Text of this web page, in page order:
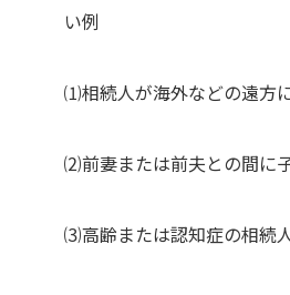
い例
⑴相続人が海外などの遠方
⑵前妻または前夫との間に
⑶高齢または認知症の相続